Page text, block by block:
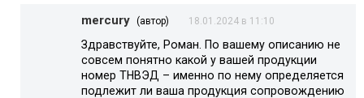
mercury (автор) 18.01.2024 в 11:10
Здравствуйте, Роман. По вашему описанию не
совсем понятно какой у вашей продукции
номер ТНВЭД – именно по нему определяется
подлежит ли ваша продукция сопровождению